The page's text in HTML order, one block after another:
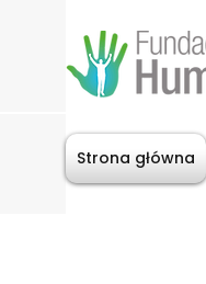
Strona główna